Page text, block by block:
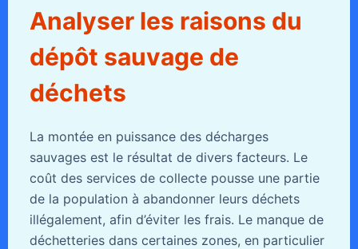
Analyser les raisons du
dépôt sauvage de
déchets
La montée en puissance des décharges
sauvages est le résultat de divers facteurs. Le
coût des services de collecte pousse une partie
de la population à abandonner leurs déchets
illégalement, afin d’éviter les frais. Le manque de
déchetteries dans certaines zones, en particulier